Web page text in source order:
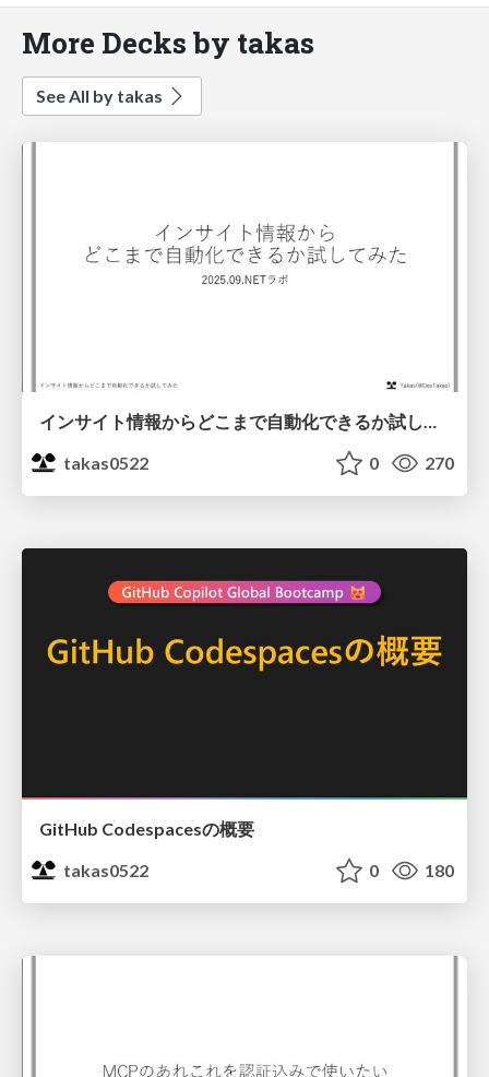
More Decks by takas
See All by takas
インサイト情報からどこまで自動化できるか試してみた
takas0522
0 270
GitHub Codespacesの概要
takas0522
0 180